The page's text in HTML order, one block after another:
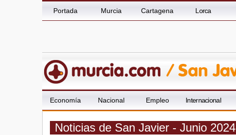
Portada Murcia Cartagena Lorca
Economía Nacional Empleo Internacional
Noticias de San Javier - Junio 2024